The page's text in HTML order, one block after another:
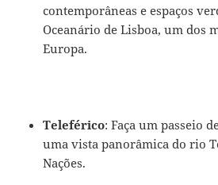
contemporâneas e espaços
Oceanário de Lisboa, um dos
Europa.
Teleférico: Faça um passeio
uma vista panorâmica do rio
Nações.